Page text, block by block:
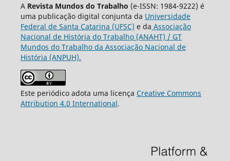
A Revista Mundos do Trabalho (e-ISSN: 1984-9222) é
uma publicação digital conjunta da Universidade
Federal de Santa Catarina (UFSC) e da Associação
Nacional de História do Trabalho (ANAHT) / GT
Mundos do Trabalho da Associação Nacional de
História (ANPUH).
Este periódico adota uma licença Creative Commons
Attribution 4.0 International.